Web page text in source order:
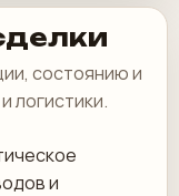
состоянию и
логистики.
и